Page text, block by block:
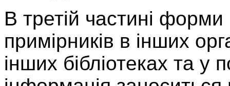
В третій частині
примірників в інших
інших бібліотеках та у